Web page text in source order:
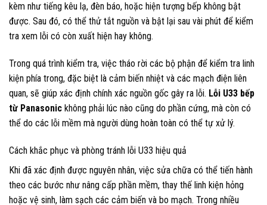
kèm như tiếng kêu lạ, đèn báo, hoặc hiện tượng bếp không bật
được. Sau đó, có thể thử tắt nguồn và bật lại sau vài phút để kiểm
tra xem lỗi có còn xuất hiện hay không.
Trong quá trình kiểm tra, việc tháo rời các bộ phận để kiểm tra linh
kiện phía trong, đặc biệt là cảm biến nhiệt và các mạch điện liên
quan, sẽ giúp xác định chính xác nguồn gốc gây ra lỗi. Lỗi U33 bếp
từ Panasonic không phải lúc nào cũng do phần cứng, mà còn có
thể do các lỗi mềm mà người dùng hoàn toàn có thể tự xử lý.
Cách khắc phục và phòng tránh lỗi U33 hiệu quả
Khi đã xác định được nguyên nhân, việc sửa chữa có thể tiến hành
theo các bước như nâng cấp phần mềm, thay thế linh kiện hỏng
hoặc vệ sinh, làm sạch các cảm biến và bo mạch. Trong nhiều